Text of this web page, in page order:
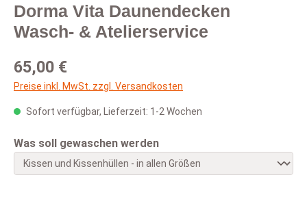
Dorma Vita Daunendecken
Wasch- & Atelierservice
Regulärer Preis:
65,00 €
Preise inkl. MwSt. zzgl. Versandkosten
Sofort verfügbar, Lieferzeit: 1-2 Wochen
Was soll gewaschen werdenauswählen